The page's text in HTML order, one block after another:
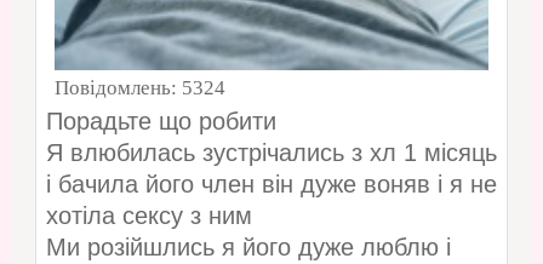
Повідомлень: 5324
Порадьте що робити
Я влюбилась зустрічались з хл 1 місяць
і бачила його член він дуже воняв і я не
хотіла сексу з ним
Ми розійшлись я його дуже люблю і